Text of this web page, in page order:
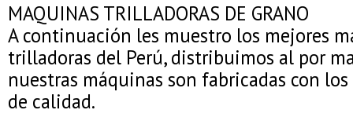
MAQUINAS TRILLADORAS DE GRANO
A continuación les muestro los mejores
trilladoras del Perú, distribuimos al por
nuestras máquinas son fabricadas con
de calidad.